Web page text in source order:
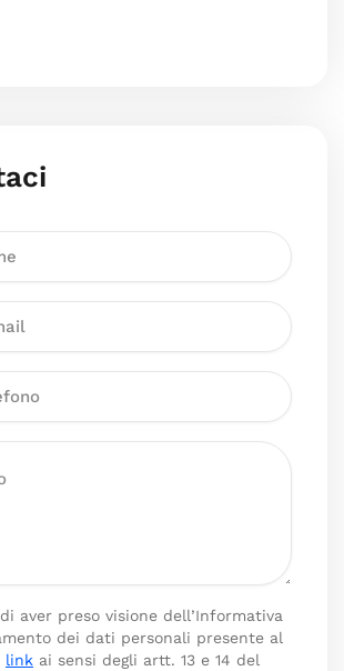
aver preso visione dell’Informativa
dei dati personali presente al
link ai sensi degli artt. 13 e 14 del